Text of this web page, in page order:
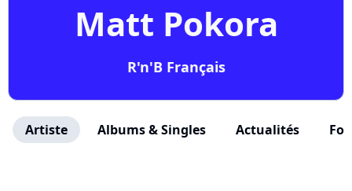
Matt Pokora
R'n'B Français
Artiste Albums & Singles Actualités